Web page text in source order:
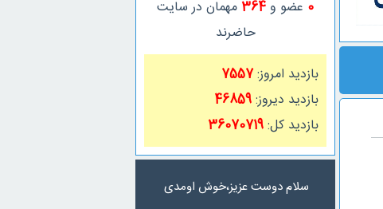
0 عضو و364مهمان در سایت
حاضرند
بازدید امروز:7557
بازدید دیروز:46859
بازدید کل:36070719
سلام دوست عزیز،خوش اومدی